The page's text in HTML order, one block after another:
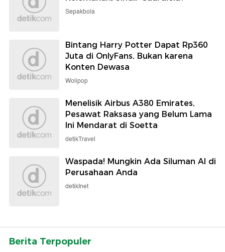
Sepakbola
Bintang Harry Potter Dapat Rp360
Juta di OnlyFans, Bukan karena
Konten Dewasa
Wolipop
Menelisik Airbus A380 Emirates,
Pesawat Raksasa yang Belum Lama
Ini Mendarat di Soetta
detikTravel
Waspada! Mungkin Ada Siluman AI di
Perusahaan Anda
detikInet
Berita Terpopuler